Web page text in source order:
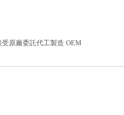
原廠委託代工製造 OEM